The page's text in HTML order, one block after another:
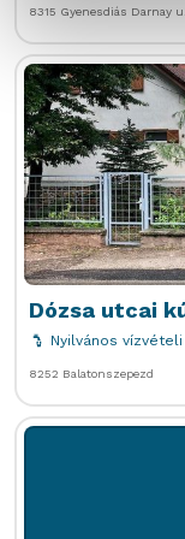
8315 Gyenesdiás Darnay u.
Dózsa utcai
Nyilvános
8252 Balatonszepezd